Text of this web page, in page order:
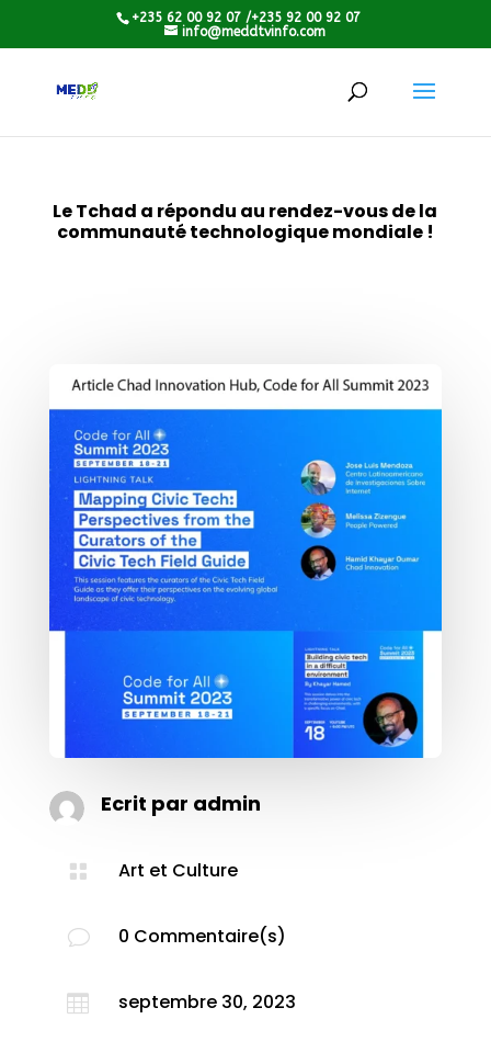
+235 62 00 92 07 /+235 92 00 92 07
info@meddtvinfo.com
Le Tchad a répondu au rendez-vous de la
communauté technologique mondiale !
Ecrit par admin
 Art et Culture
v 0 Commentaire(s)
 septembre 30, 2023